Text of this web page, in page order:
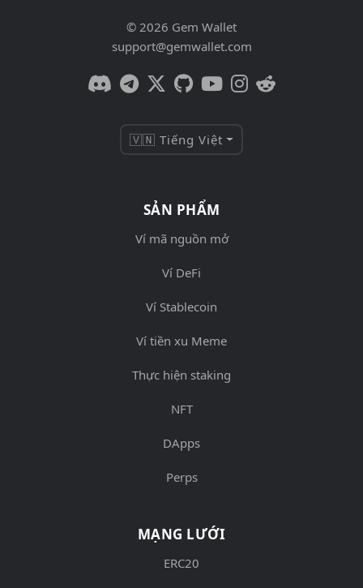
© 2026 Gem Wallet
support@gemwallet.com
🇻🇳 Tiếng Việt
SẢN PHẨM
Ví mã nguồn mở
Ví DeFi
Ví Stablecoin
Ví tiền xu Meme
Thực hiện staking
NFT
DApps
Perps
MẠNG LƯỚI
ERC20